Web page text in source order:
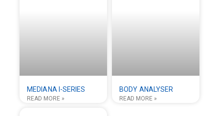
MEDIANA I-SERIES
READ MORE »
BODY ANALYSER
READ MORE »